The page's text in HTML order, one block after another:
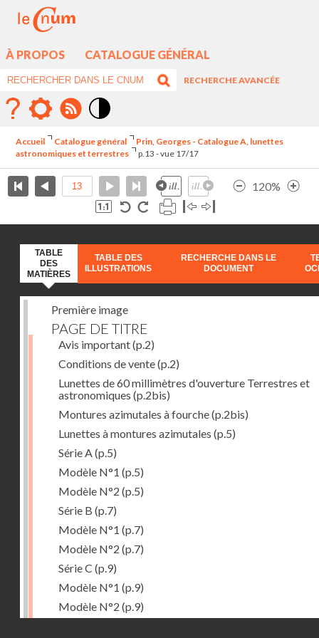
À PROPOS CATALOGUE GÉNÉRAL
RECHERCHE AVANCÉE
élévé
Accueil Catalogue général
Prin, Georges - Catalogue A, lunettes
astronomiques et terrestres
p.13 - vue 17/17
120%
TABLE
DES
MATIÈRES
TABLE DES
ILLUSTRATIONS
RECHERCHE DANS LE
DOCUMENT
Première image
PAGE DE TITRE
Avis important(p.2)
Conditions de vente(p.2)
Lunettes de 60 millimètres d'ouverture Terrestres et
astronomiques (p.2bis)
Montures azimutales à fourche(p.2bis)
Lunettes à montures azimutales (p.5)
Série A (p.5)
Modèle N°1 (p.5)
Modèle N°2 (p.5)
Série B (p.7)
Modèle N°1 (p.7)
Modèle N°2 (p.7)
Série C (p.9)
Modèle N°1 (p.9)
Modèle N°2 (p.9)